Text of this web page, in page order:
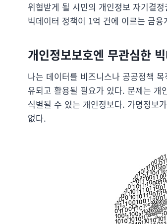
위협받게 될 시민의 개인정보 자기결
빅데이터 정책이 1억 건에 이르는 금
개인정보보호엔 무관심한
나는 데이터를 비즈니스나 공공정책
유되고 활용될 필요가 있다. 문제는 개
식별될 수 있는 개인정보다. 가명정보
없다.